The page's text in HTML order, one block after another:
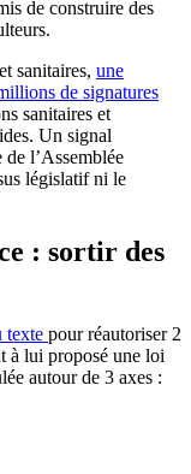
de construire des
sanitaires, une
de signatures
sanitaires et
Un signal
l’Assemblée
législatif ni le
: sortir des
texte pour réautoriser 2
à lui proposé une loi
autour de 3 axes :